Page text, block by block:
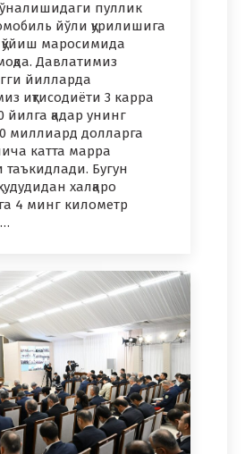
пуллик
йўли қурилишига
маросимида
Давлатимиз
йилларда
иқтисодиёти 3 карра
йилга қадар унинг
миллиард долларга
катта марра
Бугун
халқаро
4 минг километр